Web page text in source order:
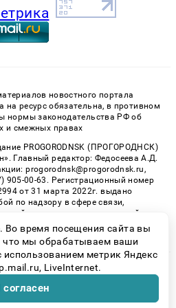
новостного портала
на ресурс обязательна, в противном
нормы законодательства РФ об
и смежных правах
PROGORODNSK (ПРОГОРОДНСК)
Главный редактор: Федосеева А.Д.
progorodnsk@progorodnsk.ru,
905-00-63. Регистрационный номер
от 31 марта 2022г. выдано
по надзору в сфере связи,
и массовых коммуникаций.
категория сайта 16+.
| Все права защищены
сайта 16+
Во время посещения сайта вы
что мы обрабатываем ваши
метрик Яндекс
LiveInternet.
согласен